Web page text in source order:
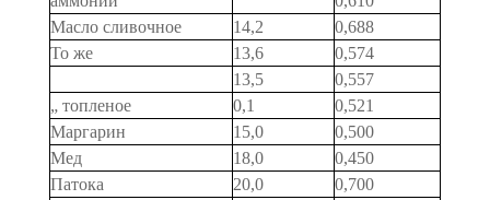
Масло сливочное
14,2
0,688
То же
13,6
0,574
13,5
0,557
„ топленое
0,1
0,521
Маргарин
15,0
0,500
Мед
18,0
0,450
Патока
20,0
0,700